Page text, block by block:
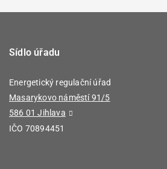
Sídlo úřadu
Energetický regulační úřad
Masarykovo náměstí 91/5
586 01 Jihlava
IČO 70894451